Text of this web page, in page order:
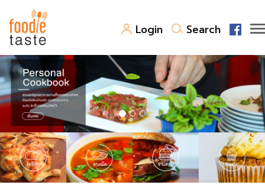
Login Search
สูตรอาหาร
สูตรอาหารล่าสุด
Top Foodie
พาไปชิม
สารพันก้นครัว
เคล็ดลับน่ารู้
FoodPedia